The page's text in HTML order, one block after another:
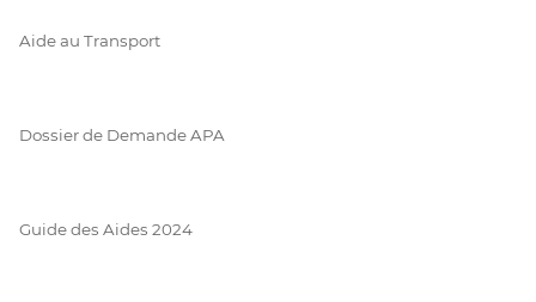
Aide au Transport
Dossier de Demande APA
Guide des Aides 2024